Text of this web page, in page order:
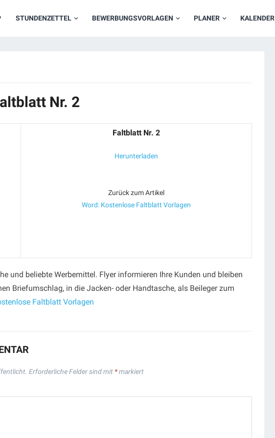
STUNDENZETTEL BEWERBUNGSVORLAGEN PLANER KALENDER
Nr. 2
Faltblatt Nr. 2
Herunterladen
Zurück zum Artikel
Word: Kostenlose Faltblatt Vorlagen
und beliebte Werbemittel. Flyer informieren Ihre Kunden und bleiben
Briefumschlag, in die Jacken- oder Handtasche, als Beileger zum
Faltblatt Vorlagen
Erforderliche Felder sind mit *markiert